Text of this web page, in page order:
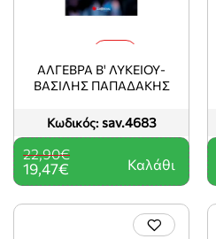
Κωδικός: sav.4683
ΑΛΓΕΒΡΑ Β' ΛΥΚΕΙΟΥ-
ΒΑΣΙΛΗΣ ΠΑΠΑΔΑΚΗΣ
19,47€
22,90€
Καλάθι